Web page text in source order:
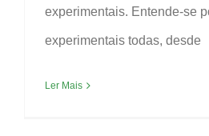
experimentais. Entende-se
experimentais todas, desde
Ler Mais